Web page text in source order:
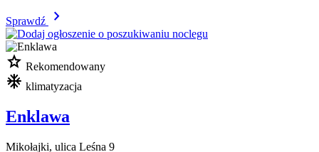
Sprawdź chevron_right
star Rekomendowany
mode_cool klimatyzacja
Enklawa
Mikołajki, ulica Leśna 9